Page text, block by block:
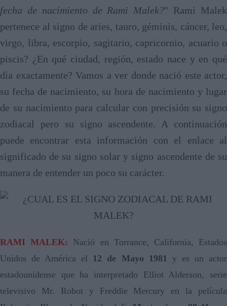
fecha de nacimiento de Rami Malek?" Rami Malek
pertenece al signo de aries, tauro, géminis, cáncer, leo,
virgo, libra, escorpio, sagitario, capricornio, acuario o
piscis? ¿En qué ciudad, región, estado nace y en qué
día exactamente? Vamos a ver donde nació este actor,
su fecha de nacimiento, su hora de nacimiento y lugar
de su nacimiento para calcular con precisión su signo
zodiacal pero su signo ascendente. A continuación
puede encontrar esta información con el enlace al
significado de su signo solar y signo ascendente de su
manera de entender un poco su carácter.
RAMI MALEK:
Nació en Torrance, California, Estados
Unidos de América el 12 de Mayo 1981
y es un actor
estadounidense que ha interpretado Elliot Alderson, serie
televisivo Mr. Robot y Freddie Mercury en la película